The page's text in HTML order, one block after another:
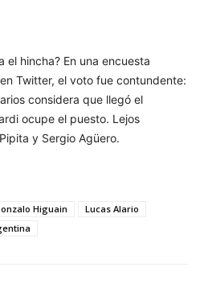
el hincha? En una encuesta
Twitter, el voto fue contundente:
considera que llegó el
ocupe el puesto. Lejos
y Sergio Agüero.
Higuain
Lucas Alario